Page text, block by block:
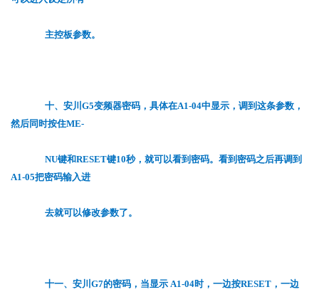
主控板参数。
十、安川G5变频器密码，具体在A1-04中显示，调到这条参数，
然后同时按住ME-
NU键和RESET键10秒，就可以看到密码。看到密码之后再调到
A1-05把密码输入进
去就可以修改参数了。
十一、安川G7的密码，当显示 A1-04时，一边按RESET，一边